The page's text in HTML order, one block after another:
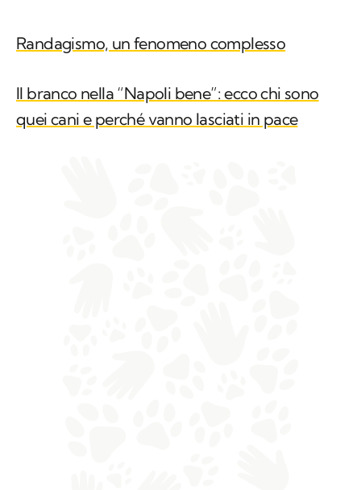
Randagismo, un fenomeno complesso
Il branco nella “Napoli bene”: ecco chi sono
quei cani e perché vanno lasciati in pace